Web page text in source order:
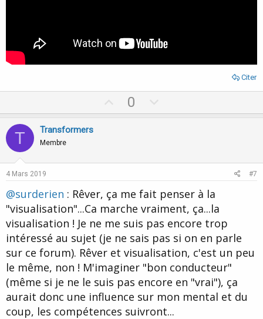
Citer
p
0
o
e
T Transformers
Membre
4 Mars 2019 #7
@surderien : Rêver, ça me fait penser à la
"visualisation"...Ca marche vraiment, ça...la
visualisation ! Je ne me suis pas encore trop
intéressé au sujet (je ne sais pas si on en parle
sur ce forum). Rêver et visualisation, c'est un peu
le même, non ! M'imaginer "bon conducteur"
(même si je ne le suis pas encore en "vrai"), ça
aurait donc une influence sur mon mental et du
coup, les compétences suivront...